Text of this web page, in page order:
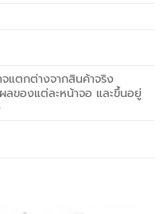
แตกต่างจากสินค้าจริง
ลของแต่ละหน้าจอ และขึ้นอยู่